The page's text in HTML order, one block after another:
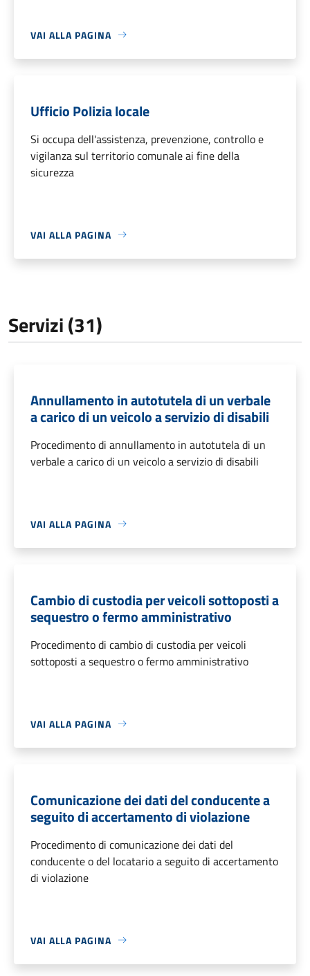
VAI ALLA PAGINA
Ufficio Polizia locale
Si occupa dell'assistenza, prevenzione, controllo e
vigilanza sul territorio comunale ai fine della
sicurezza
VAI ALLA PAGINA
Servizi (31)
Annullamento in autotutela di un verbale
a carico di un veicolo a servizio di disabili
Procedimento di annullamento in autotutela di un
verbale a carico di un veicolo a servizio di disabili
VAI ALLA PAGINA
Cambio di custodia per veicoli sottoposti a
sequestro o fermo amministrativo
Procedimento di cambio di custodia per veicoli
sottoposti a sequestro o fermo amministrativo
VAI ALLA PAGINA
Comunicazione dei dati del conducente a
seguito di accertamento di violazione
Procedimento di comunicazione dei dati del
conducente o del locatario a seguito di accertamento
di violazione
VAI ALLA PAGINA